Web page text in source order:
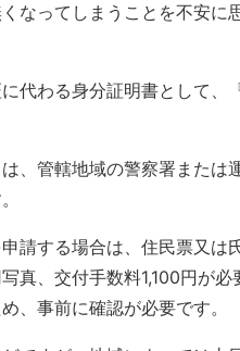
なってしまうことを不安に
代わる身分証明書として、
、管轄地域の警察署または
請する場合は、住民票又は
真、交付手数料1,100円が
、事前に確認が必要です。